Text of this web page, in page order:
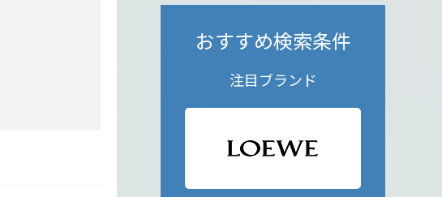
おすすめ検索条件
注目ブランド